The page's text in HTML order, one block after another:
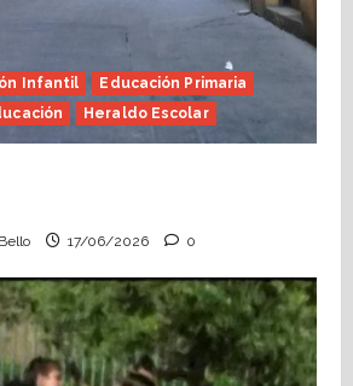
Infantil
Educación Primaria
Heraldo Escolar
17/06/2026 0